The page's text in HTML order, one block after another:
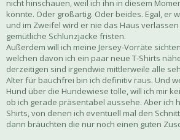
nicht hinschauen, weil ich ihn in diesem
könnte. Oder großartig. Oder beides. Egal, er
und im Zweifel wird er nie das Haus
gemütliche Schlunzjacke fristen.
Außerdem will ich meine Jersey-Vorräte
welchen davon ich ein paar neue T-Shirts
derzeitigen sind irgendwie mittlerweile alle
Alter für bauchfrei bin ich definitiv raus. Und
Hund über die Hundewiese tolle, will ich mir
ob ich gerade präsentabel aussehe. Aber ich
Shirts, von denen ich eventuell mal den
dann bräuchten die nur noch einen guten